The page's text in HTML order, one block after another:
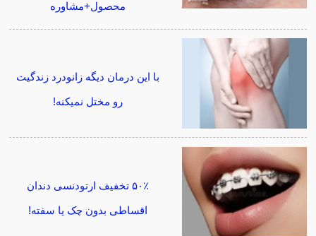
محصول+مشاوره
با این درمان دیگه زانودرد زندگیت
رو مختل نمیکنه!
۵۰٪ تخفیف ارتودنسی دندان
اقساطی بدون چک یا سفته!